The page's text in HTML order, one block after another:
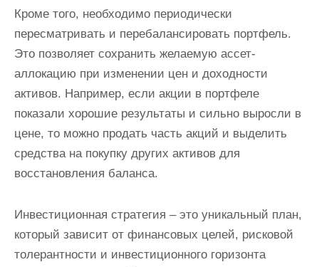
Кроме того, необходимо периодически
пересматривать и перебалансировать портфель.
Это позволяет сохранить желаемую ассет-
аллокацию при изменении цен и доходности
активов. Например, если акции в портфеле
показали хорошие результаты и сильно выросли в
цене, то можно продать часть акций и выделить
средства на покупку других активов для
восстановления баланса.
Инвестиционная стратегия – это уникальный план,
который зависит от финансовых целей, рисковой
толерантности и инвестиционного горизонта